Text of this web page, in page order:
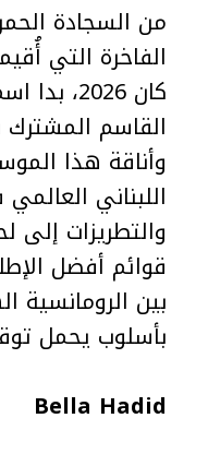
من السجادة
الفاخرة التي
كان
القاسم المشترك
وأناقة هذا
اللبناني
والتطريزات إلى
قوائم أفضل
بين الرومانسية
بأسلوب يحمل
Bella Hadid